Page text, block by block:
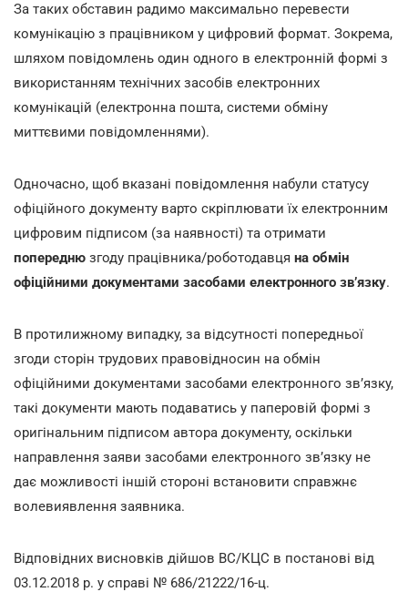
За таких обставин радимо максимально перевести
комунікацію з працівником у цифровий формат. Зокрема,
шляхом повідомлень один одного в електронній формі з
використанням технічних засобів електронних
комунікацій (електронна пошта, системи обміну
миттєвими повідомленнями).
Одночасно, щоб вказані повідомлення набули статусу
офіційного документу варто скріплювати їх електронним
цифровим підписом (за наявності) та отримати
попередню згоду працівника/роботодавця на обмін
офіційними документами засобами електронного зв’язку.
В протилижному випадку, за відсутності попередньої
згоди сторін трудових правовідносин на обмін
офіційними документами засобами електронного зв’язку,
такі документи мають подаватись у паперовій формі з
оригінальним підписом автора документу, оскільки
направлення заяви засобами електронного зв’язку не
дає можливості іншій стороні встановити справжнє
волевиявлення заявника.
Відповідних висновків дійшов ВС/КЦС в постанові від
03.12.2018 р. у справі № 686/21222/16-ц.